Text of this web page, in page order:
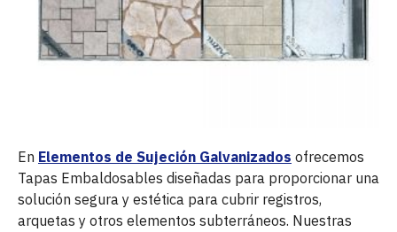
En Elementos de Sujeción Galvanizados ofrecemos
Tapas Embaldosables diseñadas para proporcionar una
solución segura y estética para cubrir registros,
arquetas y otros elementos subterráneos. Nuestras